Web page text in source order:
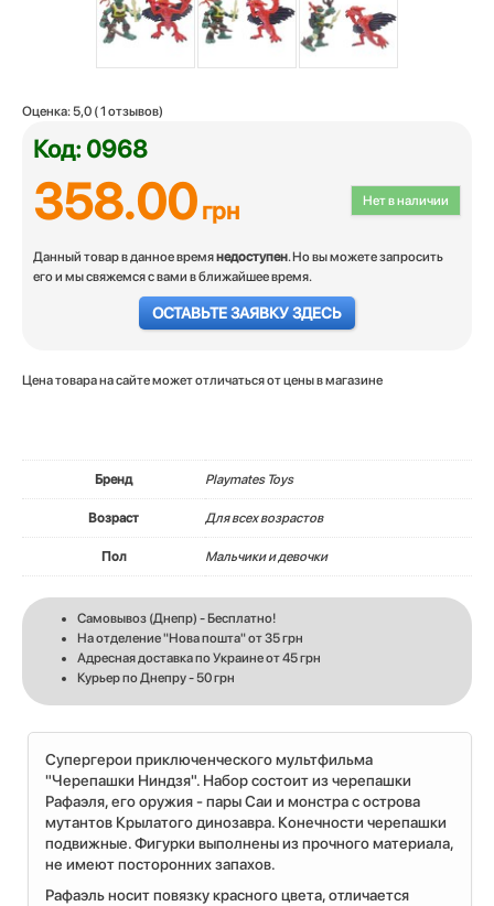
Оценка: 5,0 (1 отзывов)
Код: 0968
Нет в наличии
358.00грн
Данный товар в данное времянедоступен. Но вы можете запросить
его и мы свяжемся с вами в ближайшее время.
ОСТАВЬТЕ ЗАЯВКУ ЗДЕСЬ
Цена товара на сайте может отличаться от цены в магазине
Бренд Playmates Toys
Возраст Для всех возрастов
Пол Мальчики и девочки
Самовывоз (Днепр) - Бесплатно!
На отделение "Нова пошта" от 35 грн
Адресная доставка по Украине от 45 грн
Курьер по Днепру - 50 грн
Супергерои приключенческого мультфильма
"Черепашки Ниндзя". Набор состоит из черепашки
Рафаэля, его оружия - пары Саи и монстра с острова
мутантов Крылатого динозавра. Конечности черепашки
подвижные. Фигурки выполнены из прочного материала,
не имеют посторонних запахов.
Рафаэль носит повязку красного цвета, отличается